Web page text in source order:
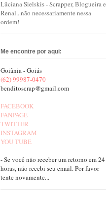
Lüciana Sielskis - Scrapper, Blogueira e
Renal...não necessariamente nessa
ordem!
Me encontre por aqui:
Goiânia - Goiás
(62) 99987-0470
benditoscrap@gmail.com
FACEBOOK
FANPAGE
TWITTER
INSTAGRAM
YOU TUBE
- Se você não receber um retorno em 24
horas, não recebi seu email. Por favor
tente novamente...